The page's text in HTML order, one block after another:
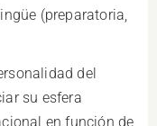
(preparatoria,
del
su esfera
en función de